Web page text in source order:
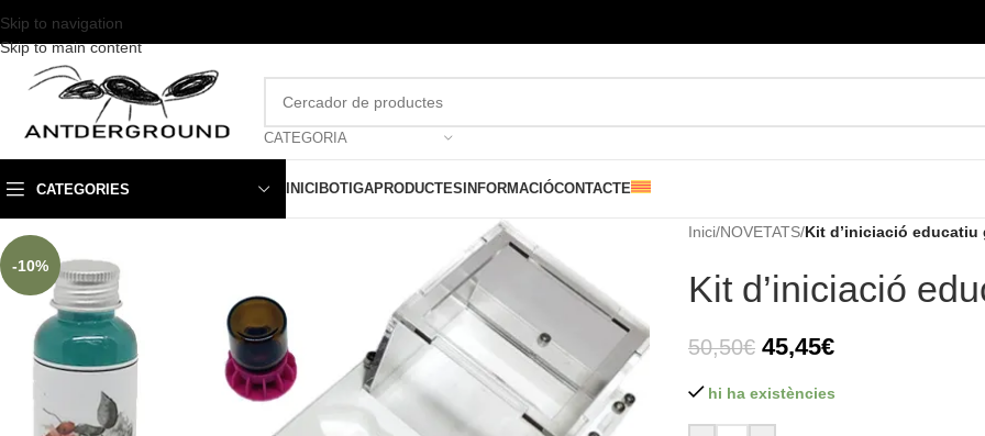
Skip to navigation
Skip to main content
CATEGORIA
CATEGORIES INICI BOTIGAPRODUCTES INFORMACIÓCONTACTE
-10%
Inici/NOVETATS/Kit d’iniciació educatiu
Kit d’iniciació
50,50€ 45,45€
hi ha existències